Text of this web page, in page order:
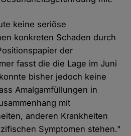
keine seriöse
konkreten Schaden durch
der
fasst die die Lage im Juni
bisher jedoch keine
Amalgamfüllungen in
mit
anderen Krankheiten
Symptomen stehen."